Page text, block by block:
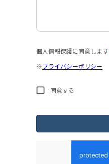
個人情報保護に同意します
※プライバシーポリシー
同意する